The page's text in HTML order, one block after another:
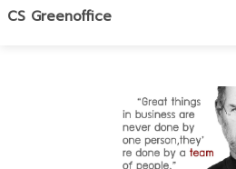
CS Greenoffice